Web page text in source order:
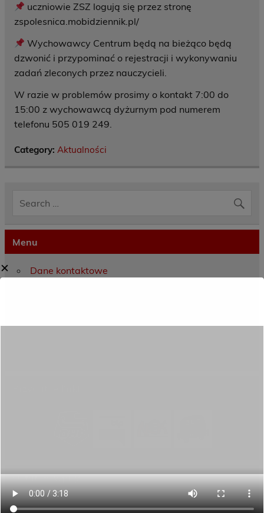
uczniowie ZSZ logują się przez stronę
zspolesnica.mobidziennik.pl/
Wychowawcy Centrum będą na bieżąco będą
dzwonić i przypominać o rejestracji i wykonywaniu
zadań zleconych przez nauczycieli.
W razie w problemów prosimy o kontakt 7:00 do
15:00 z wychowawcą dyżurnym pod numerem
telefonu 505 019 249.
Category: Aktualności
Menu
Dane kontaktowe
Aktywni górą!
Ostatnie wpisy
Porozumienie o współpracy z 16 Dolnośląską
✕